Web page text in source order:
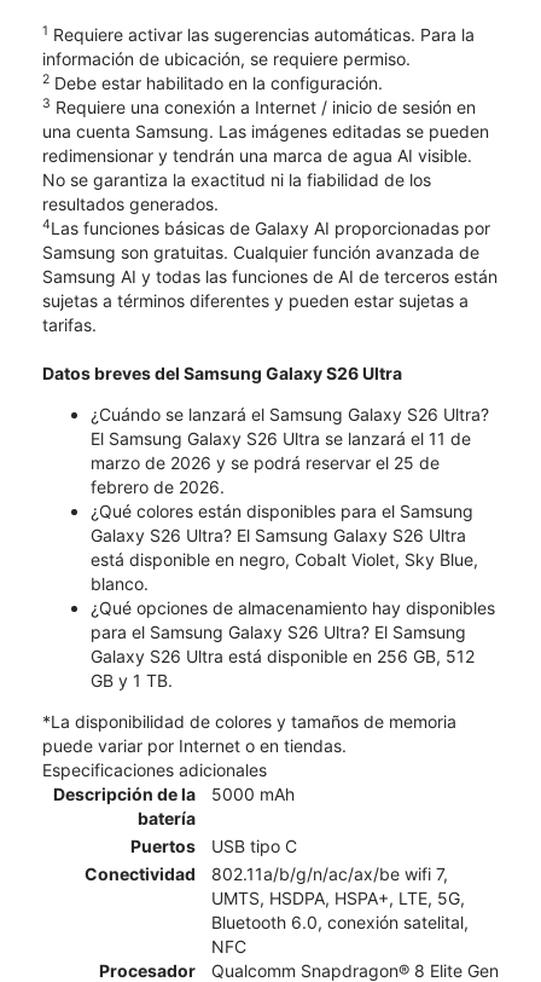
1 Requiere activar las sugerencias automáticas. Para la
información de ubicación, se requiere permiso.
2 Debe estar habilitado en la configuración.
3 Requiere una conexión a Internet / inicio de sesión en
una cuenta Samsung. Las imágenes editadas se pueden
redimensionar y tendrán una marca de agua AI visible.
No se garantiza la exactitud ni la fiabilidad de los
resultados generados.
4Las funciones básicas de Galaxy AI proporcionadas por
Samsung son gratuitas. Cualquier función avanzada de
Samsung AI y todas las funciones de AI de terceros están
sujetas a términos diferentes y pueden estar sujetas a
tarifas.
Datos breves del Samsung Galaxy S26 Ultra
¿Cuándo se lanzará el Samsung Galaxy S26 Ultra?
El Samsung Galaxy S26 Ultra se lanzará el 11 de
marzo de 2026 y se podrá reservar el 25 de
febrero de 2026.
¿Qué colores están disponibles para el Samsung
Galaxy S26 Ultra? El Samsung Galaxy S26 Ultra
está disponible en negro, Cobalt Violet, Sky Blue,
blanco.
¿Qué opciones de almacenamiento hay disponibles
para el Samsung Galaxy S26 Ultra? El Samsung
Galaxy S26 Ultra está disponible en 256 GB, 512
GB y 1 TB.
*La disponibilidad de colores y tamaños de memoria
puede variar por Internet o en tiendas.
Especificaciones adicionales
Descripción de la
batería
5000 mAh
Puertos
USB tipo C
Conectividad
802.11a/b/g/n/ac/ax/be wifi 7,
UMTS, HSDPA, HSPA+, LTE, 5G,
Bluetooth 6.0, conexión satelital,
NFC
Procesador
Qualcomm Snapdragon® 8 Elite Gen